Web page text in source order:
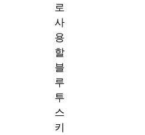
로
사
용
할
블
루
투
스
키